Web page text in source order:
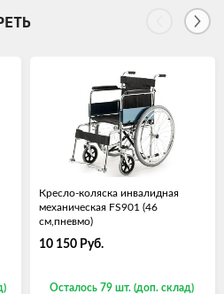
Кресло-коляска инвалидная
механическая FS901 (46
см,пневмо)
10 150 Руб.
Осталось 79 шт. (доп. склад)